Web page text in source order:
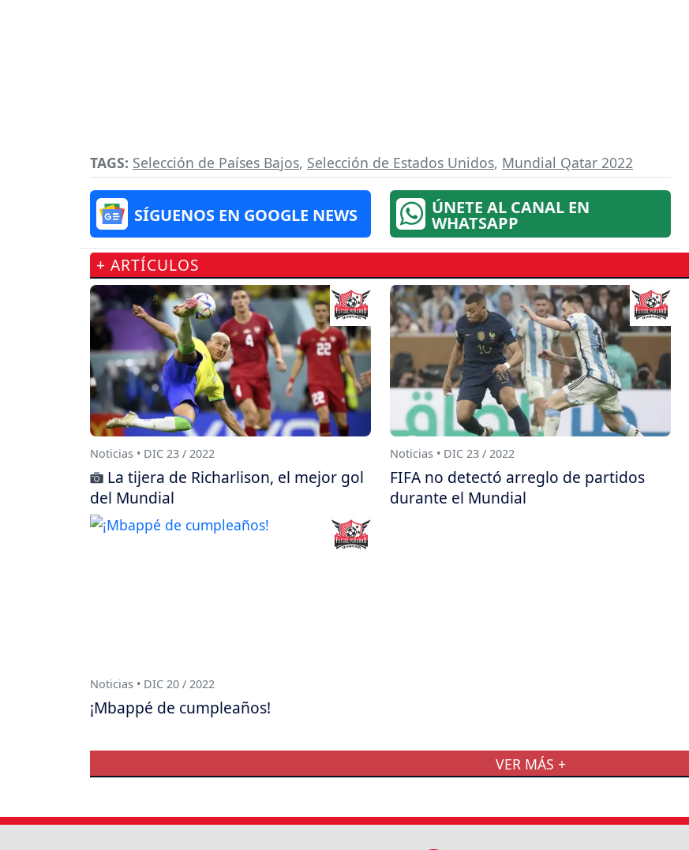
TAGS: Selección de Países Bajos, Selección de Estados Unidos, Mundial Qatar 2022
SÍGUENOS EN GOOGLE NEWS ÚNETE AL CANAL EN
WHATSAPP
+ ARTÍCULOS
Noticias • DIC 23 / 2022
La tijera de Richarlison, el mejor gol
del Mundial
Noticias • DIC 23 / 2022
FIFA no detectó arreglo de partidos
durante el Mundial
Noticias • DIC 20 / 2022
¡Mbappé de cumpleaños!
VER MÁS +